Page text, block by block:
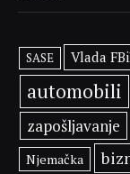
SASE Vlada
automobili
zapošljavanje
Njemačka